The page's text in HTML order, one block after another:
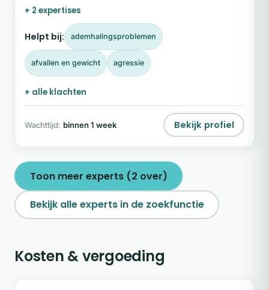
+ 2 expertises
Helpt bij: ademhalingsproblemen
afvallen en gewicht agressie
+ alle klachten
Wachttijd: binnen 1 week Bekijk profiel
Toon meer experts (2 over)
Bekijk alle experts in de zoekfunctie
Kosten & vergoeding